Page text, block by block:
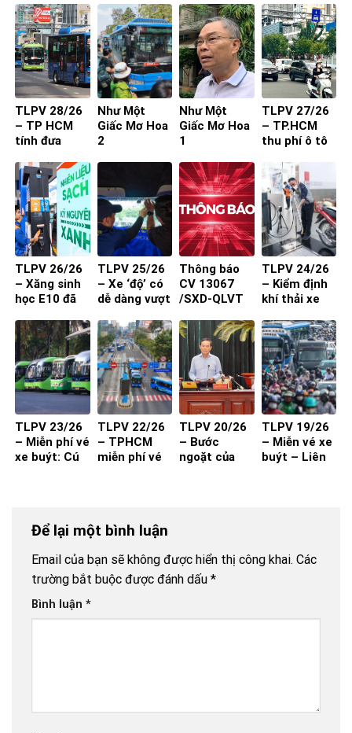
29 chỗ vào
nội đô
TP.HCM
người
TLPV 28/26
– TP HCM
tính đưa
vào đường
nhỏ, khu dân
cư
Như Một
Giấc Mơ Hoa
2
Như Một
Giấc Mơ Hoa
1
TLPV 27/26
– TP.HCM
thu phí ô tô
tâm: Làm
sao để người
dân đồng
thuận?
TLPV 26/26
– Xăng sinh
học E10 đã
TLPV 25/26
– Xe ‘độ’ có
dễ dàng vượt
kiểm?
Thông báo
CV 13067
/SXD-QLVT
Dựng đến
các DN/HTX
TLPV 24/26
– Kiểm định
khí thải xe
2027 đạt
hiệu quả?
TLPV 23/26
– Miễn phí vé
xe buýt: Cú
TLPV 22/26
– TPHCM
miễn phí vé
buýt đột
TLPV 20/26
– Bước
ngoặt của
TLPV 19/26
– Miễn vé xe
buýt – Liên
Để lại một bình luận
Email của bạn sẽ không được hiển thị công khai. Các
trường bắt buộc được đánh dấu *
Bình luận *